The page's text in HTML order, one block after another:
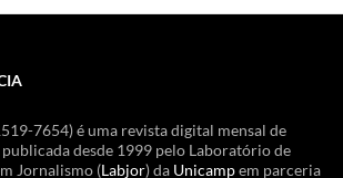
7654) é uma revista digital mensal de
desde 1999 pelo Laboratório de
Jornalismo (Labjor) da Unicampem parceria